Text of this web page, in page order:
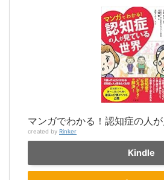
マンガでわかる！認知症の人
created by Rinker
Kindle